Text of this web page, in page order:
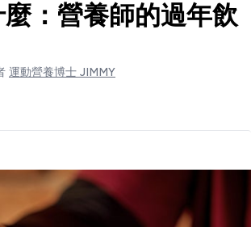
：營養師的過年飲
運動營養博士 JIMMY